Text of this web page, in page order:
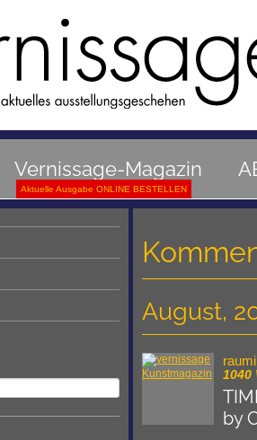
Vernissage-Magazin
Aktuelle Ausgabe ONLINE BESTELLEN
August,
1040
by